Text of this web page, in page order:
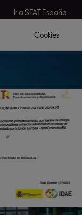
Ir a SEAT España
Cookies